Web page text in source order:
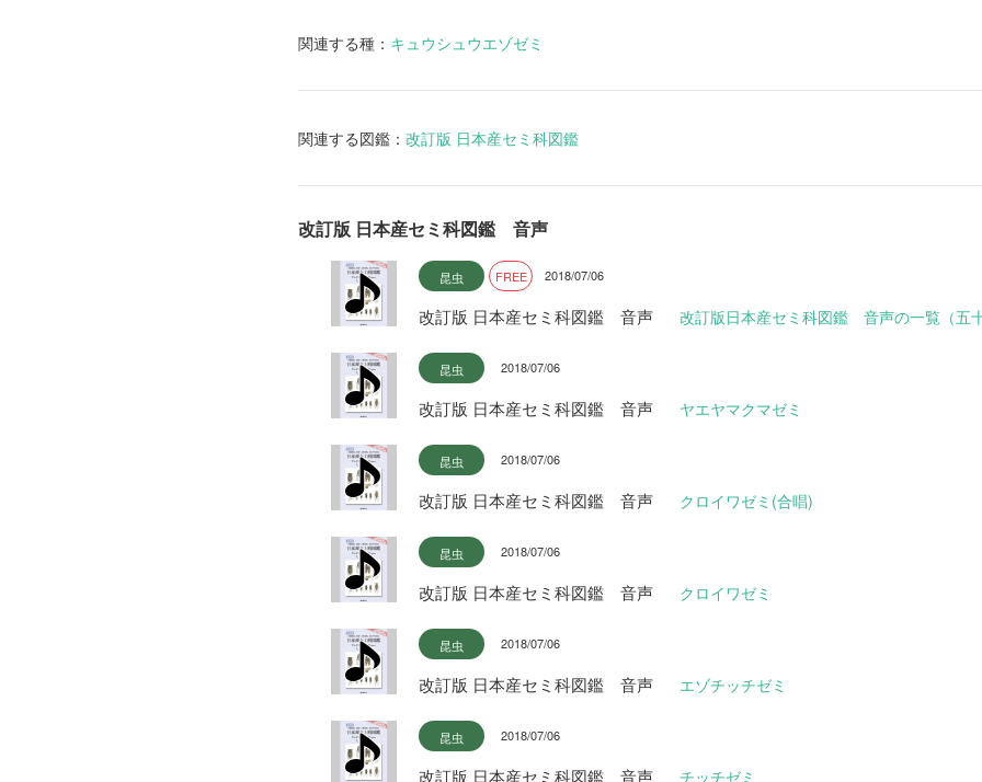
関連する種： キュウシュウエゾゼミ
関連する図鑑： 改訂版 日本産セミ科図鑑
改訂版 日本産セミ科図鑑 音声
昆虫 FREE 2018/07/06
改訂版 日本産セミ科図鑑 音声 改訂版日本産セミ科図鑑 音声の一覧（五
昆虫 2018/07/06
改訂版 日本産セミ科図鑑 音声 ヤエヤマクマゼミ
昆虫 2018/07/06
改訂版 日本産セミ科図鑑 音声 クロイワゼミ(合唱)
昆虫 2018/07/06
改訂版 日本産セミ科図鑑 音声 クロイワゼミ
昆虫 2018/07/06
改訂版 日本産セミ科図鑑 音声 エゾチッチゼミ
昆虫 2018/07/06
改訂版 日本産セミ科図鑑 音声 チッチゼミ